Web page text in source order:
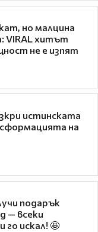
но малцина
VIRAL хитът
не е изпят
истинската
на
подарък
— всеки
искал! 🤩